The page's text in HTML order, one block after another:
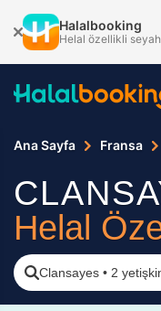
Halalbooking
Helal özellikli
Ana Sayfa Fransa
Helal
Clansayes • 2